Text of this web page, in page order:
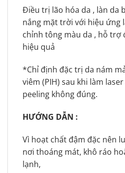
Điều trị lão hóa da , làn da
nắng mặt trời với hiệu ứng
chỉnh tông màu da , hỗ trợ
hiệu quả
*Chỉ định đặc trị da nám
viêm (PIH) sau khi làm
peeling không đúng.
HƯỚNG DẪN :
Vì hoạt chất đậm đặc nên
nơi thoáng mát, khô ráo
lạnh,